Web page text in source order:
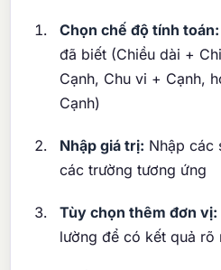
Chọn chế độ tính toán:
đã biết (Chiều dài +
Cạnh, Chu vi + Cạnh,
Cạnh)
Nhập giá trị: Nhập các
các trường tương ứng
Tùy chọn thêm đơn vị:
lường để có kết quả rõ